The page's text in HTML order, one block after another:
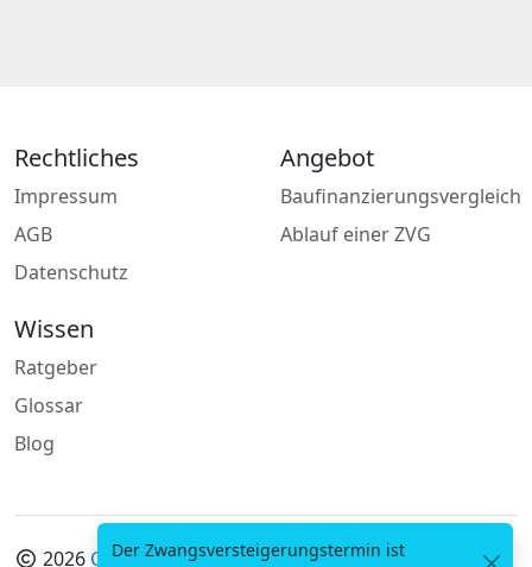
Rechtliches
Impressum
AGB
Datenschutz
Angebot
Baufinanzierungsvergleich
Ablauf einer ZVG
Wissen
Ratgeber
Glossar
Blog
2026 Codemi GmbH· Alle Angaben ohne Gewähr
Der Zwangsversteigerungstermin ist